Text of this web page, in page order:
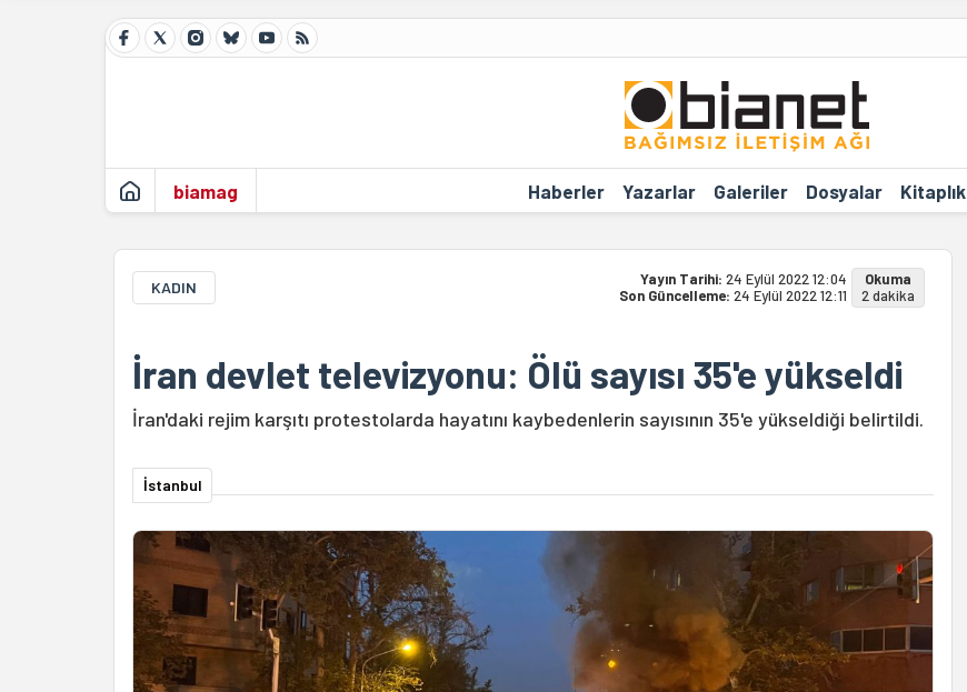
biamag Haberler Yazarlar Galeriler Dosyalar Kitaplık
KADIN Yayın Tarihi: 24 Eylül 2022 12:04
Son Güncelleme: 24 Eylül 2022 12:11
Okuma
2 dakika
İran devlet televizyonu: Ölü sayısı 35'e yükseldi
İran'daki rejim karşıtı protestolarda hayatını kaybedenlerin sayısının 35'e yükseldiği belirtildi.
İstanbul